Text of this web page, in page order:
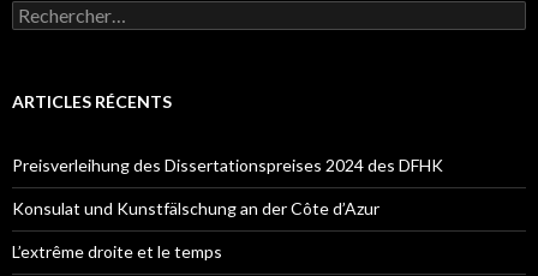
R
e
e
h
e
r
:
ARTICLES RÉCENTS
Preisverleihung des Dissertationspreises 2024 des DFHK
Konsulat und Kunstfälschung an der Côte d’Azur
L’extrême droite et le temps